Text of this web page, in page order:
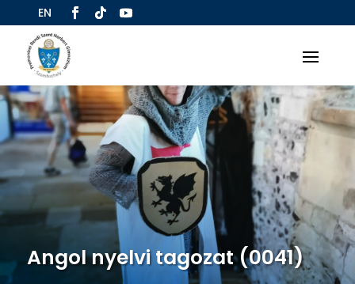
EN
Angol nyelvi tagozat (0041)